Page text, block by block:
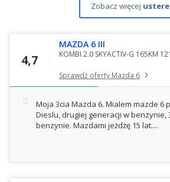
Zobacz więcej
4,7
MAZDA 6 III
KOMBI 2.0 SKYACTIV-G 165KM
Sprawdź oferty Mazda 6
Moja 3cia Mazda 6. Mialem mazde 6
Dieslu, drugiej generacji w benzynie,
benzynie. Mazdami jeżdżę 15 lat....